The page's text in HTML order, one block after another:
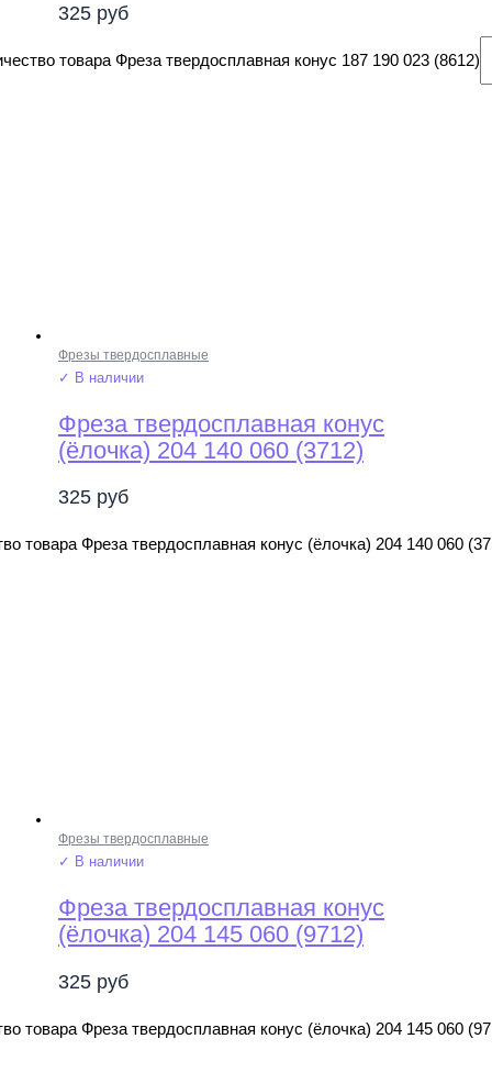
325 руб
товара Фреза твердосплавная конус 187 190 023 (8612)
Фрезы твердосплавные
✓ В наличии
Фреза твердосплавная конус
(ёлочка) 204 140 060 (3712)
325 руб
товара Фреза твердосплавная конус (ёлочка) 204 140 060
Фрезы твердосплавные
✓ В наличии
Фреза твердосплавная конус
(ёлочка) 204 145 060 (9712)
325 руб
товара Фреза твердосплавная конус (ёлочка) 204 145 060